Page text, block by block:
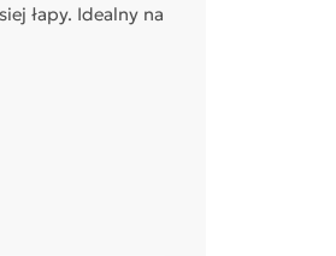
łapy. Idealny na